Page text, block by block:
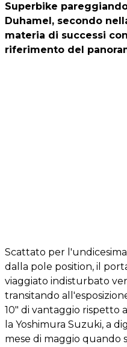
Superbike
Duhamel, secondo
materia di successi
riferimento del
Scattato per
dalla pole position, il
viaggiato indisturbato
transitando
10" di vantaggio rispetto a
la Yoshimura Suzuki, a
mese di maggio quando